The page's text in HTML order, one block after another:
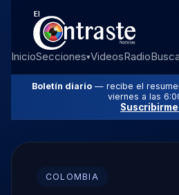
InicioSecciones▾VideosRadio
Boletín diario — recibe el
viernes a las
COLOMBIA